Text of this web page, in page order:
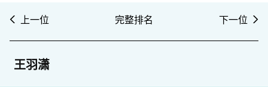
上一位 完整排名 下一位
王羽潇